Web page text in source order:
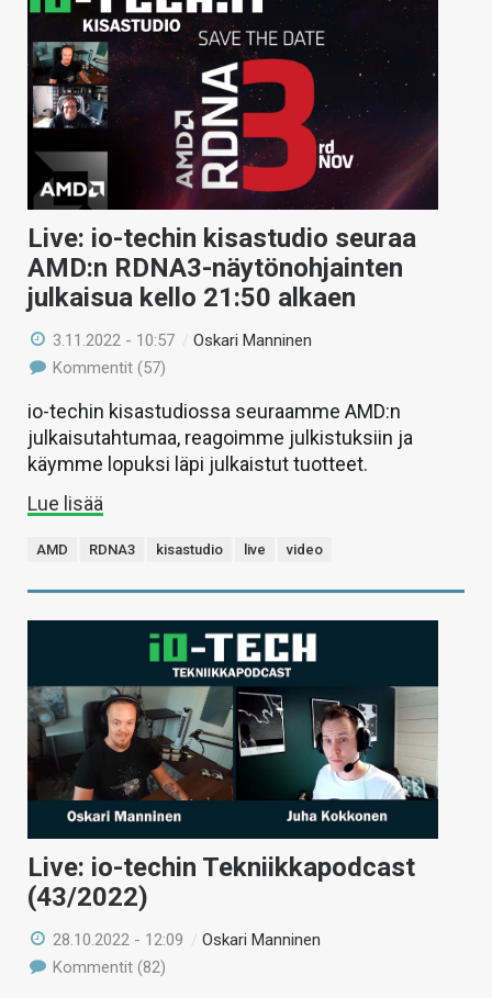
Live: io-techin kisastudio seuraa
AMD:n RDNA3-näytönohjainten
julkaisua kello 21:50 alkaen
3.11.2022 - 10:57 /Oskari Manninen
Kommentit (57)
io-techin kisastudiossa seuraamme AMD:n
julkaisutahtumaa, reagoimme julkistuksiin ja
käymme lopuksi läpi julkaistut tuotteet.
Lue lisää
AMD RDNA3 kisastudio live video
Live: io-techin Tekniikkapodcast
(43/2022)
28.10.2022 - 12:09 /Oskari Manninen
Kommentit (82)